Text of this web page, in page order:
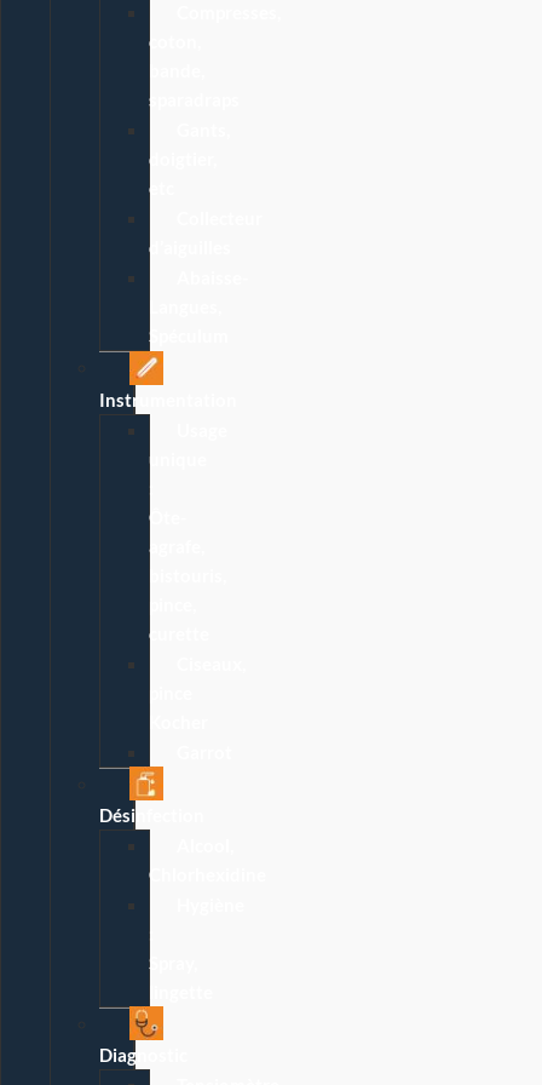
coton,
sparadraps
doigtier,
etc
d’aiguilles
Spéculum
Instrumentation
unique
Ôte-
agrafe,
curette
Désinfection
Chlorhexidine
Spray,
Diagnostic